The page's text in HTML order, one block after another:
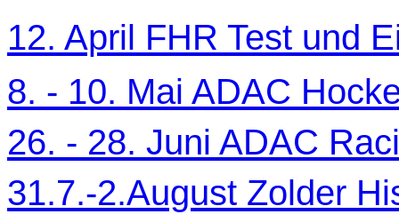
12. April FHR Test und
8. - 10. Mai ADAC
26. - 28. Juni ADAC
31.7.-2.August Zolder